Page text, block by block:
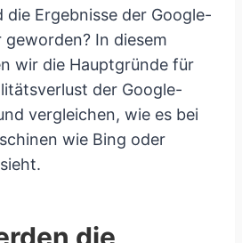
die Ergebnisse der Google-
In diesem
wir die Hauptgründe für
der Google-
vergleichen, wie es bei
wie Bing oder
die